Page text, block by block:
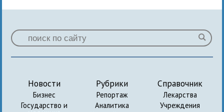
Новости
Бизнес
Государство и
Рубрики
Репортаж
Аналитика
Справочник
Лекарства
Учреждения